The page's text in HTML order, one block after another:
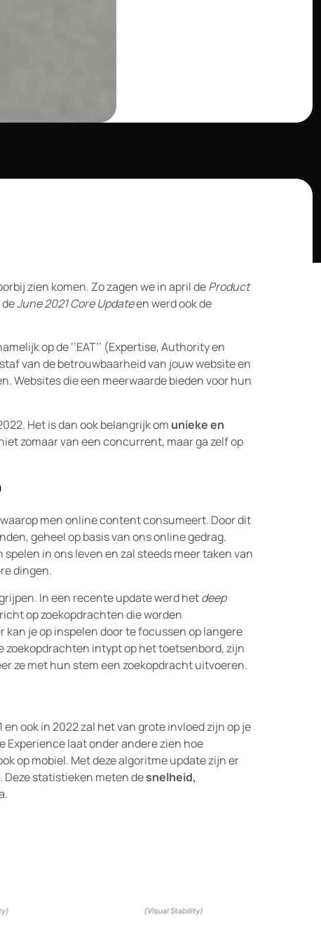
zien komen. Zo zagen we in april deProduct
June 2021 Core Updateen werd ook de
op de ‘’EAT’’ (Expertise, Authority en
van de betrouwbaarheid van jouw website en
Websites die een meerwaarde bieden voor hun
Het is dan ook belangrijk om unieke en
zomaar van een concurrent, maar ga zelf op
men online content consumeert. Door dit
geheel op basis van ons online gedrag.
in ons leven en zal steeds meer taken van
dingen.
In een recente update werd hetdeep
op zoekopdrachten die worden
kan je op inspelen door te focussen op langere
zoekopdrachten intypt op het toetsenbord, zijn
ze met hun stem een zoekopdracht uitvoeren.
ook in 2022 zal het van grote invloed zijn op je
Experience laat onder andere zien hoe
op mobiel. Met deze algoritme update zijn er
Deze statistieken meten desnelheid,